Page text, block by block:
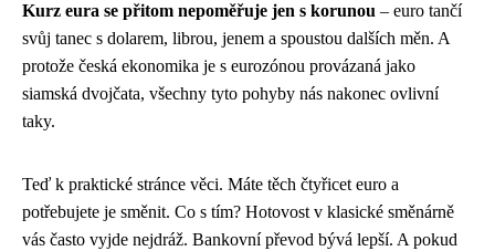
Kurz eura se přitom nepoměřuje jen s korunou – euro tančí
svůj tanec s dolarem, librou, jenem a spoustou dalších měn. A
protože česká ekonomika je s eurozónou provázaná jako
siamská dvojčata, všechny tyto pohyby nás nakonec ovlivní
taky.
Teď k praktické stránce věci. Máte těch čtyřicet euro a
potřebujete je směnit. Co s tím? Hotovost v klasické směnárně
vás často vyjde nejdráž. Bankovní převod bývá lepší. A pokud